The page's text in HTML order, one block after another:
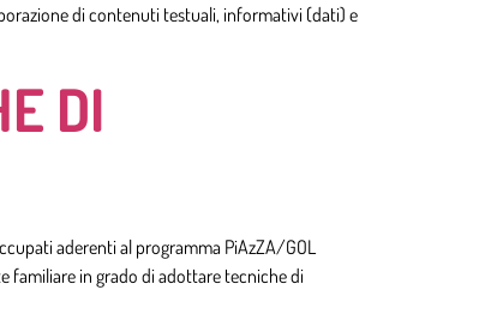
di contenuti testuali, informativi (dati) e
DI
aderenti al programma PiAzZA/GOL
familiare in grado di adottare tecniche di